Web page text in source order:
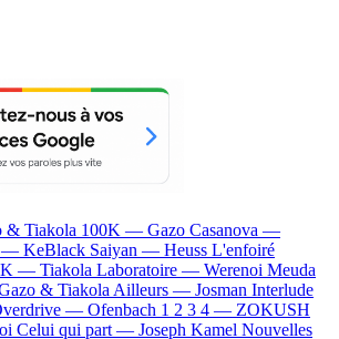
& Tiakola 100K — Gazo Casanova —
— KeBlack Saiyan — Heuss L'enfoiré
— Tiakola Laboratoire — Werenoi Meuda
& Tiakola Ailleurs — Josman Interlude
— Ofenbach 1 2 3 4 — ZOKUSH
Celui qui part — Joseph Kamel Nouvelles